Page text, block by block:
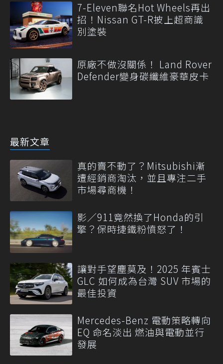
7-Eleven聯名Hot Wheels再出
招！Nissan GT-R披上超商識
別塗裝
原廠不做沒關係！ Land Rover
Defender變身碳纖維豪華皮卡
最新文章
真的賣不動了？Mitsubishi漸
遭經銷商淘汰，並且專注二手
市場尋商機！
影／911竟然換了Honda的引
擎？保時捷鐵粉憤怒了！
讓對手望塵莫及！2025 年賓士
GLC 如何成為台灣 SUV 市場的
最佳投資
Mercedes-Benz 電動策略轉向
EQ 命名淡出 燃油與電動並行
發展